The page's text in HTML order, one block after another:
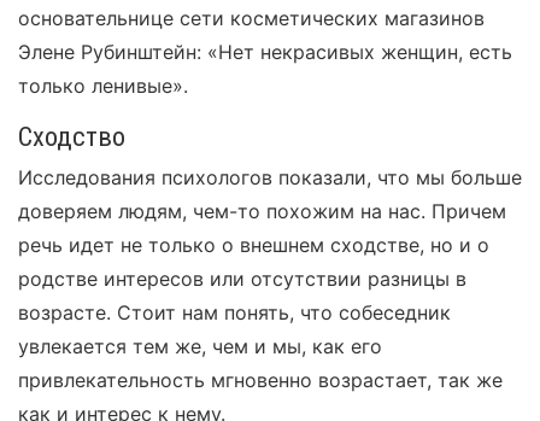
основательнице сети косметических магазинов
Элене Рубинштейн: «Нет некрасивых женщин, есть
только ленивые».
Сходство
Исследования психологов показали, что мы больше
доверяем людям, чем-то похожим на нас. Причем
речь идет не только о внешнем сходстве, но и о
родстве интересов или отсутствии разницы в
возрасте. Стоит нам понять, что собеседник
увлекается тем же, чем и мы, как его
привлекательность мгновенно возрастает, так же
как и интерес к нему.